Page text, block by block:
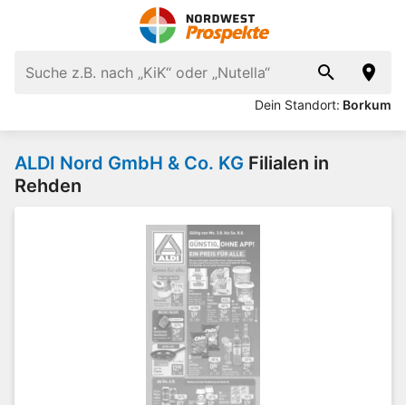
Dein Standort: Borkum
ALDI Nord GmbH & Co. KG Filialen in
Rehden